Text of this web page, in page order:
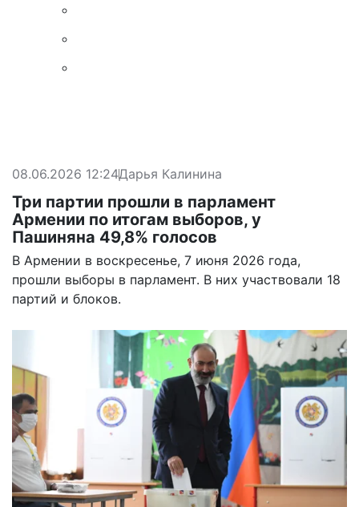
08.06.2026 12:24Дарья Калинина
Три партии прошли в парламент
Армении по итогам выборов, у
Пашиняна 49,8% голосов
В Армении в воскресенье, 7 июня 2026 года,
прошли выборы в парламент. В них участвовали 18
партий и блоков.